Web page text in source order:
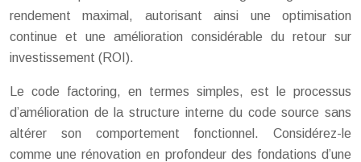
rendement maximal, autorisant ainsi une optimisation
continue et une amélioration considérable du retour sur
investissement (ROI).
Le code factoring, en termes simples, est le processus
d’amélioration de la structure interne du code source sans
altérer son comportement fonctionnel. Considérez-le
comme une rénovation en profondeur des fondations d’une